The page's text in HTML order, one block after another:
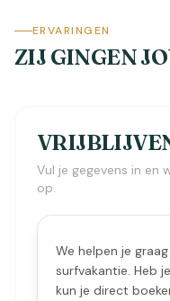
welke
ERVARINGEN
ZIJ GINGEN
Vul je gegevens in en
op.
We helpen je
surfvakantie. Heb
kun je direct